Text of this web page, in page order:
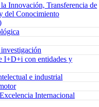
Innovación, Transferencia de
del Conocimiento
I+D+i con entidades y
e industrial
Internacional